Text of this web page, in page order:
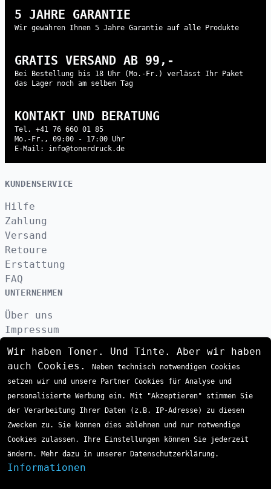
5 JAHRE GARANTIE
Wir gewähren Ihnen 5 Jahre Garantie auf alle Produkte
GRATIS VERSAND AB 99,-
Bei Bestellung bis 18 Uhr (Mo.-Fr.) verlässt Ihr Paket
das Lager noch am selben Tag
KONTAKT UND BERATUNG
Tel. +41 76 660 01 85
Mo.-Fr., 09:00 - 17:00 Uhr
E-Mail: info@tonerdruck.de
KUNDENSERVICE
Hilfe
Zahlung
Versand
Retoure
Erstattung
FAQ
UNTERNEHMEN
Über uns
Impressum
Kontakt
AGB
VERSAND
ZAHLUNGSARTEN
Wir haben Toner. Und Tinte. Aber wir haben
auch Cookies.
Neben technisch notwendigen Cookies
setzen wir und unsere Partner Cookies für Analyse und
personalisierte Werbung ein. Mit "Akzeptieren" stimmen Sie
der Verarbeitung Ihrer Daten (z.B. IP-Adresse) zu diesen
Zwecken zu. Sie können dies ablehnen und nur notwendige
Cookies zulassen. Ihre Einstellungen können Sie jederzeit
ändern. Mehr dazu in unserer Datenschutzerklärung.
Informationen